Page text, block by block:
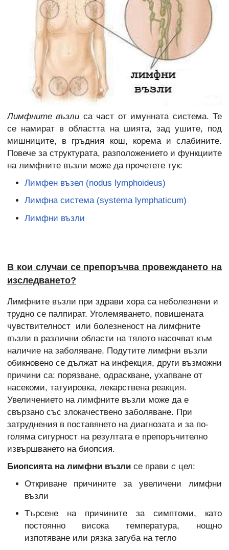
Лимфните възли са част от имунната система. Те
се намират в областта на шията, зад ушите, под
мишниците, в гръдния кош, корема и слабините.
Повече за структурата, разположението и функциите
на лимфните възли може да прочетете тук:
Лимфен възел (nodus lymphoideus)
Лимфна система (systema lymphaticum)
Лимфни възли
В кои случаи се препоръчва провеждането на
изследването?
Лимфните възли при здрави хора са неболезнени и
трудно се палпират. Уголемяването, повишената
чувствителност или болезненост на лимфните
възли в различни области на тялото насочват към
наличие на заболяване. Подутите лимфни възли
обикновено се дължат на инфекция, други възможни
причини са: порязване, одраскване, ухапване от
насекоми, татуировка, лекарствена реакция.
Увеличението на лимфните възли може да е
свързано със злокачествено заболяване. При
затруднения в поставянето на диагнозата и за по-
голяма сигурност на резултата е препоръчително
извършването на биопсия.
Биопсията на лимфни възли се прави с цел:
Откриване причините за увеличени лимфни
възли
Търсене на причините за симптоми, като
постоянно висока температура, нощно
изпотяване или рязка загуба на тегло